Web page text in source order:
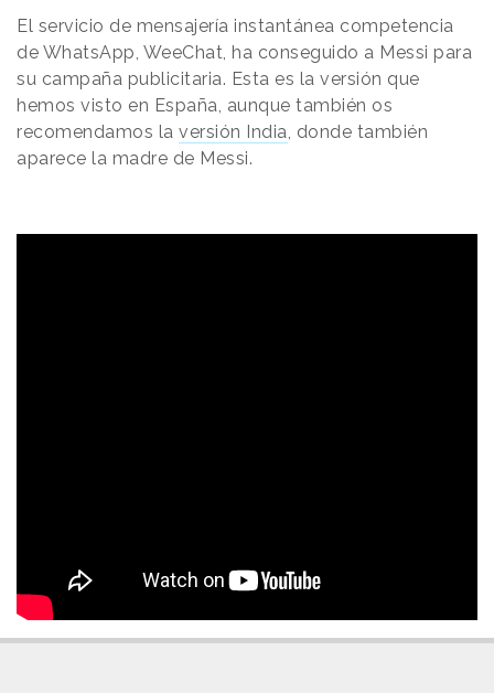
El servicio de mensajería instantánea competencia
de WhatsApp, WeeChat, ha conseguido a Messi para
su campaña publicitaria. Esta es la versión que
hemos visto en España, aunque también os
recomendamos la versión India , donde también
aparece la madre de Messi.